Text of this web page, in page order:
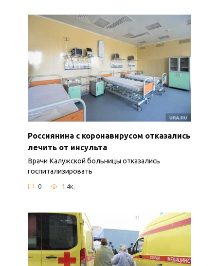
Россиянина с коронавирусом отказались
лечить от инсульта
Врачи Калужской больницы отказались
госпитализировать
0 1.4к.